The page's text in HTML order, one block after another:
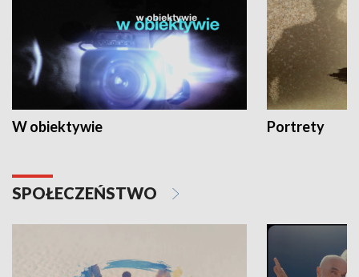
W obiektywie Portrety
SPOŁECZEŃSTWO